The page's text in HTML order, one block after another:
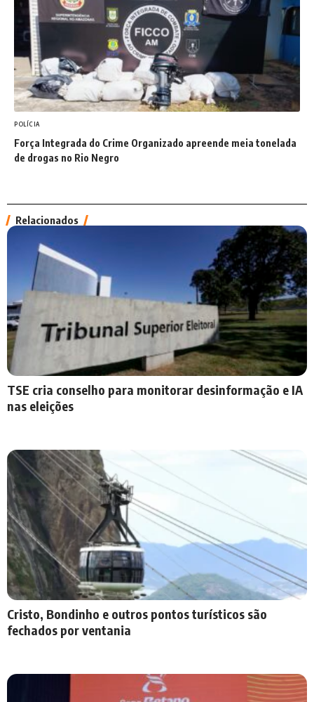
POLÍCIA
Força Integrada do Crime Organizado apreende meia tonelada
de drogas no Rio Negro
Relacionados
TSE cria conselho para monitorar desinformação e IA
nas eleições
Cristo, Bondinho e outros pontos turísticos são
fechados por ventania